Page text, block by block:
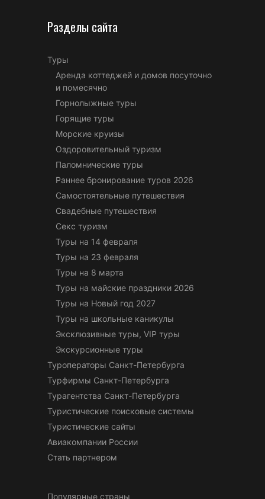
Разделы сайта
Туры
Аренда коттеджей и домов посуточно
и помесячно
Горнолыжные туры
Горящие туры
Морские круизы
Оздоровительный туризм
Паломнические туры
Раннее бронирование туров 2026
Самостоятельные путешествия
Свадебные путешествия
Секс туризм
Туры на 14 февраля
Туры на 23 февраля
Туры на 8 марта
Туры на майские праздники 2026
Туры на Новый год 2027
Туры на школьные каникулы
Эксклюзивные туры, VIP туры
Экскурсионные туры
Туроператоры Санкт-Петербурга
Турфирмы Санкт-Петербурга
Турагентства Санкт-Петербурга
Туристические поисковые системы
Туристические сайты
Авиакомпании России
Стать партнером
Популярные страны